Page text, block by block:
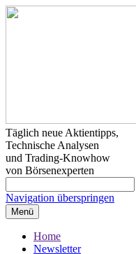
Täglich neue Aktientipps,
Technische Analysen
und Trading-Knowhow
von Börsenexperten
Navigation überspringen
Menü
Home
Newsletter